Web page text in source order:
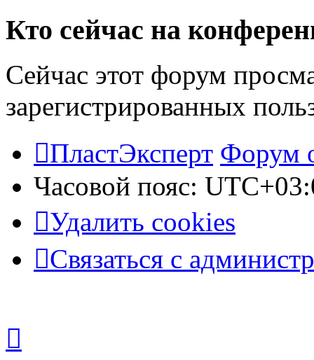
Кто сейчас на
Сейчас этот форум
зарегистрированных
ПластЭксперт Форум
Часовой пояс:
Удалить cookies
Связаться с